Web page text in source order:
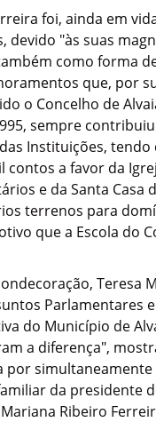
foi, ainda em
devido "às suas
como forma
que, por
o Concelho de
sempre
Instituições, tendo
contos a favor da
e da Santa Casa
terrenos para
que a Escola do
Teresa
Parlamentares
do Município de
a diferença",
por
da presidente
Ribeiro